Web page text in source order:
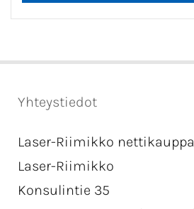
Yhteystiedot
Laser-Riimikko nettikauppa
Laser-Riimikko
Konsulintie 35